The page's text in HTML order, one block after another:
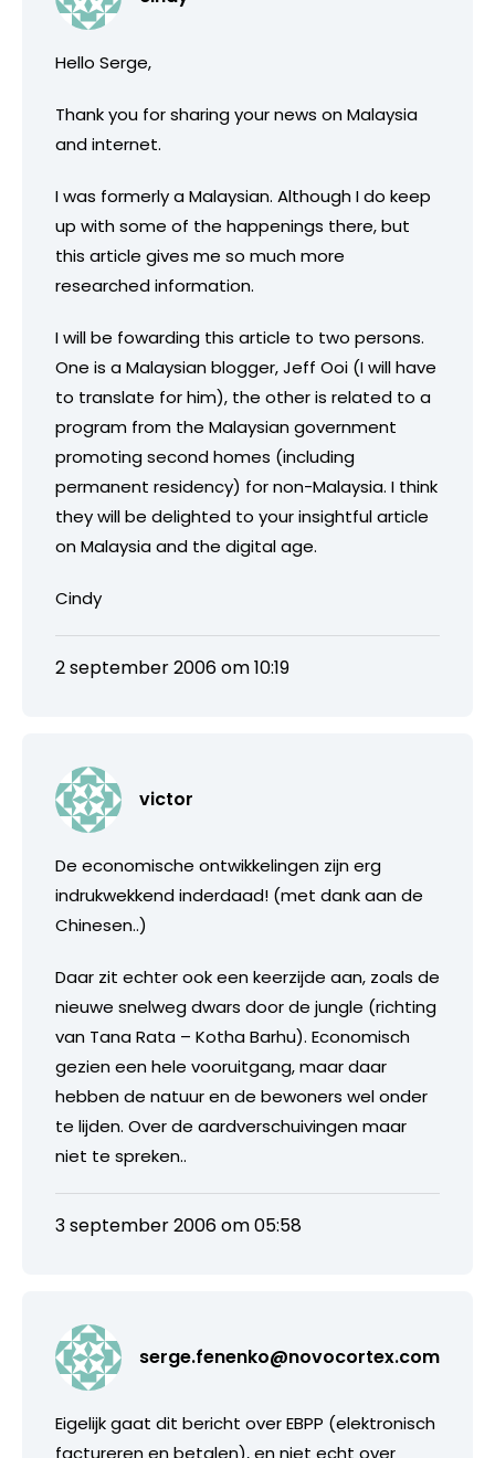
Hello Serge,
Thank you for sharing your news on Malaysia
and internet.
I was formerly a Malaysian. Although I do keep
up with some of the happenings there, but
this article gives me so much more
researched information.
I will be fowarding this article to two persons.
One is a Malaysian blogger, Jeff Ooi (I will have
to translate for him), the other is related to a
program from the Malaysian government
promoting second homes (including
permanent residency) for non-Malaysia. I think
they will be delighted to your insightful article
on Malaysia and the digital age.
Cindy
2 september 2006 om 10:19
victor
De economische ontwikkelingen zijn erg
indrukwekkend inderdaad! (met dank aan de
Chinesen..)
Daar zit echter ook een keerzijde aan, zoals de
nieuwe snelweg dwars door de jungle (richting
van Tana Rata – Kotha Barhu). Economisch
gezien een hele vooruitgang, maar daar
hebben de natuur en de bewoners wel onder
te lijden. Over de aardverschuivingen maar
niet te spreken..
3 september 2006 om 05:58
serge.fenenko@novocortex.com
Eigelijk gaat dit bericht over EBPP (elektronisch
factureren en betalen), en niet echt over